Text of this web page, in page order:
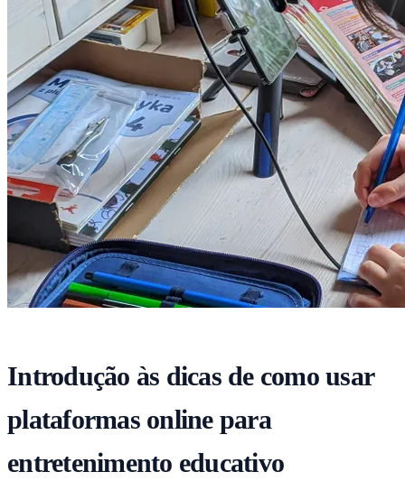
Introdução às dicas de como usar
plataformas online para
entretenimento educativo